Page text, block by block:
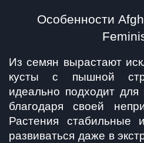
Особенности
Из семян вырастают
кусты с пышной
идеально подходит для
благодаря своей
Растения стабильные
развиваться даже в